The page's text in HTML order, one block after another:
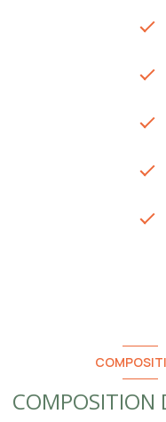
COMPOSITION